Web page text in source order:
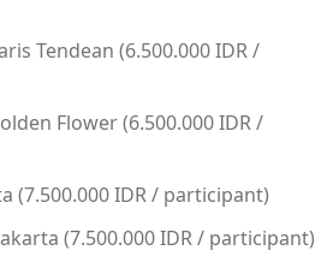
Tendean (6.500.000 IDR /
Flower (6.500.000 IDR /
(7.500.000 IDR / participant)
(7.500.000 IDR / participant)